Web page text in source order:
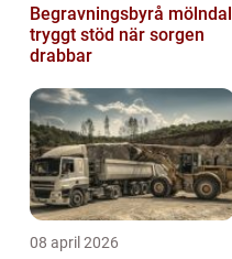
Begravningsbyrå mölndal
tryggt stöd när sorgen
drabbar
08 april 2026